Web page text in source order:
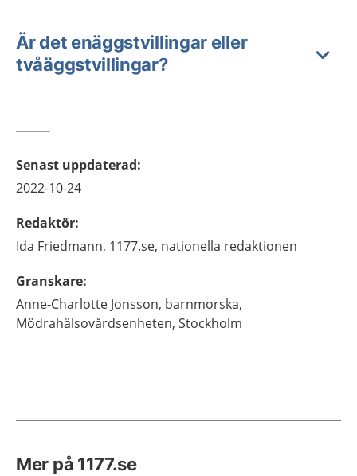
Är det enäggstvillingar eller
tvåäggstvillingar?
Senast uppdaterad:
2022-10-24
Redaktör:
Ida Friedmann, 1177.se, nationella redaktionen
Granskare:
Anne-Charlotte Jonsson, barnmorska,
Mödrahälsovårdsenheten, Stockholm
Mer på 1177.se